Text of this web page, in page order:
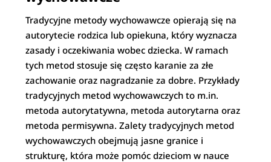
Tradycyjne metody wychowawcze opierają się na
autorytecie rodzica lub opiekuna, który wyznacza
zasady i oczekiwania wobec dziecka. W ramach
tych metod stosuje się często karanie za złe
zachowanie oraz nagradzanie za dobre. Przykłady
tradycyjnych metod wychowawczych to m.in.
metoda autorytatywna, metoda autorytarna oraz
metoda permisywna. Zalety tradycyjnych metod
wychowawczych obejmują jasne granice i
strukturę, która może pomóc dzieciom w nauce